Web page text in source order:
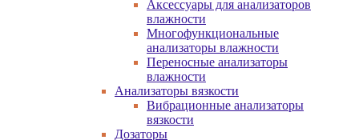
Аксессуары для анализаторов
влажности
Многофункциональные
анализаторы влажности
Переносные анализаторы
влажности
Анализаторы вязкости
Вибрационные анализаторы
вязкости
Дозаторы